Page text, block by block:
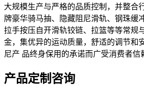
大规模生产与严格的品质控制，并整合
牌豪华骑马抽、隐藏阻尼滑轨、钢珠缓
拉手按压自开滑轨铰链、拉篮等等常规
金，集优异的运动质量，舒适的调节和
尼产 品终身保用的承诺而广受消费者信
产品定制咨询